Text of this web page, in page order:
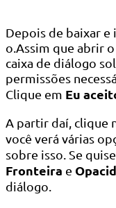
Depois de baixar
o.Assim que abrir
caixa de diálogo
permissões
Clique em Eu
A partir daí, clique
você verá várias
sobre isso. Se
Fronteira e
diálogo.